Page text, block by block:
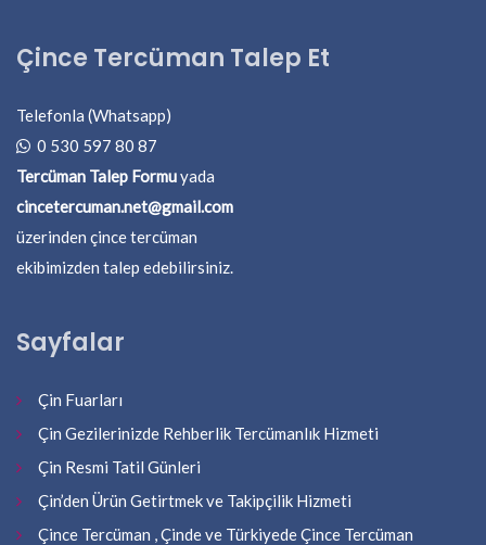
Çince Tercüman Talep Et
Telefonla (Whatsapp)
0 530 597 80 87
Tercüman Talep Formuyada
cincetercuman.net@gmail.com
üzerinden çince tercüman
ekibimizden talep edebilirsiniz.
Sayfalar
Çin Fuarları
Çin Gezilerinizde Rehberlik Tercümanlık Hizmeti
Çin Resmi Tatil Günleri
Çin’den Ürün Getirtmek ve Takipçilik Hizmeti
Çince Tercüman , Çinde ve Türkiyede Çince Tercüman